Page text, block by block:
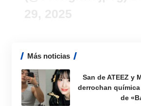
Más noticias
San de ATEEZ y
derrochan
de